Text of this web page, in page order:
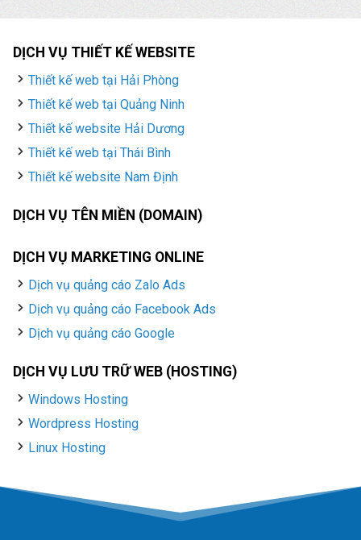
DỊCH VỤ THIẾT KẾ WEBSITE
Thiết kế web tại Hải Phòng
Thiết kế web tại Quảng Ninh
Thiết kế website Hải Dương
Thiết kế web tại Thái Bình
Thiết kế website Nam Định
DỊCH VỤ TÊN MIỀN (DOMAIN)
DỊCH VỤ MARKETING ONLINE
Dịch vụ quảng cáo Zalo Ads
Dịch vụ quảng cáo Facebook Ads
Dịch vụ quảng cáo Google
DỊCH VỤ LƯU TRỮ WEB (HOSTING)
Windows Hosting
Wordpress Hosting
Linux Hosting